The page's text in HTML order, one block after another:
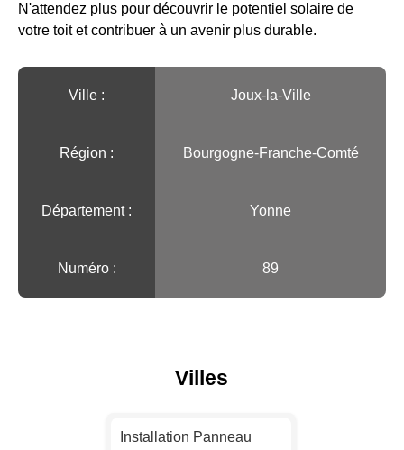
N'attendez plus pour découvrir le potentiel solaire de
votre toit et contribuer à un avenir plus durable.
Ville :️ Joux-la-Ville
Région :️ Bourgogne-Franche-Comté
Département : Yonne
Numéro : 89
Villes
Installation Panneau